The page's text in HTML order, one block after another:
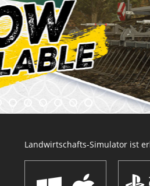
Landwirtschafts-Simulator ist